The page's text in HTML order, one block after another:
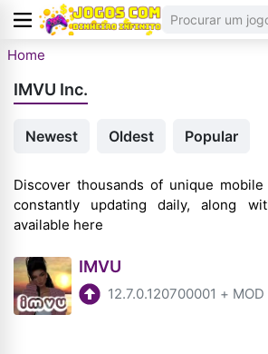
Home
IMVU Inc.
Newest Oldest Popular
Discover thousands of unique mobile
constantly updating daily, along
available here
IMVU
12.7.0.120700001 +